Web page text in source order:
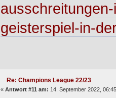
geisterspiel-in-
Re: Champions League 22/23
« Antwort #11 am: 14. September 2022,